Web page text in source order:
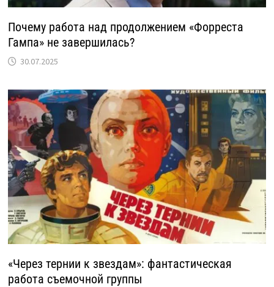
Почему работа над продолжением «Форреста
Гампа» не завершилась?
30.07.2025
«Через тернии к звездам»: фантастическая
работа съемочной группы